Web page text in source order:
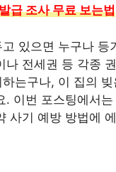
급 조사 무료 보는법
있으면 누구나
나 전세권 등 각종
는구나, 이 집의
. 이번 포스팅에서
사기 예방 방법에